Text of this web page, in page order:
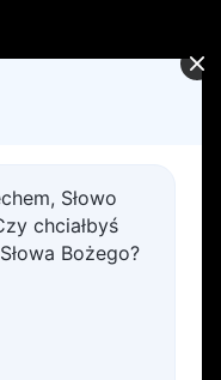
Słowo
chciałbyś
Bożego?